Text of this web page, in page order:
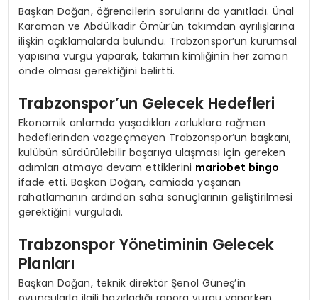
Başkan Doğan, öğrencilerin sorularını da yanıtladı. Ünal
Karaman ve Abdülkadir Ömür’ün takımdan ayrılışlarına
ilişkin açıklamalarda bulundu. Trabzonspor’un kurumsal
yapısına vurgu yaparak, takımın kimliğinin her zaman
önde olması gerektiğini belirtti.
Trabzonspor’un Gelecek Hedefleri
Ekonomik anlamda yaşadıkları zorluklara rağmen
hedeflerinden vazgeçmeyen Trabzonspor’un başkanı,
kulübün sürdürülebilir başarıya ulaşması için gereken
adımları atmaya devam ettiklerini mariobet bingo
ifade etti. Başkan Doğan, camiada yaşanan
rahatlamanın ardından saha sonuçlarının geliştirilmesi
gerektiğini vurguladı.
Trabzonspor Yönetiminin Gelecek
Planları
Başkan Doğan, teknik direktör Şenol Güneş’in